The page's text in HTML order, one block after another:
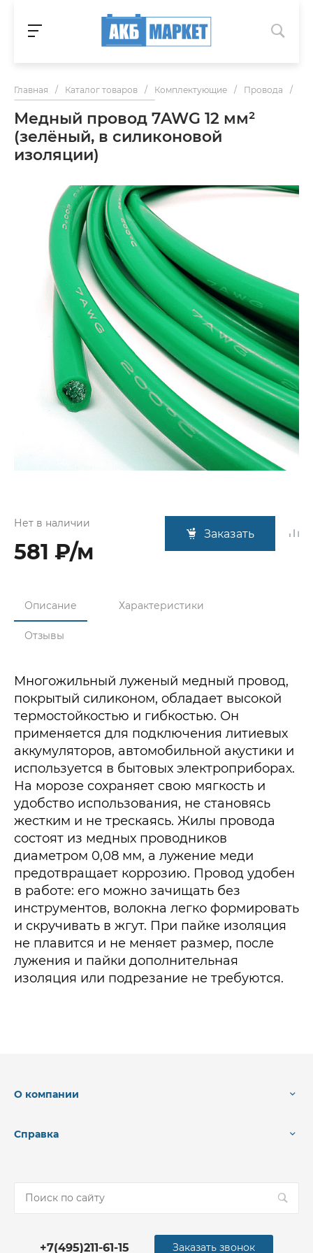
Главная / Каталог товаров / Комплектующие / Провода /
Медный провод 7AWG 12 мм²
(зелёный, в силиконовой
изоляции)
Нет в наличии
581 ₽/м
Заказать
Описание Характеристики
Отзывы
Многожильный луженый медный провод,
покрытый силиконом, обладает высокой
термостойкостью и гибкостью. Он
применяется для подключения литиевых
аккумуляторов, автомобильной акустики и
используется в бытовых электроприборах.
На морозе сохраняет свою мягкость и
удобство использования, не становясь
жестким и не трескаясь. Жилы провода
состоят из медных проводников
диаметром 0,08 мм, а лужение меди
предотвращает коррозию. Провод удобен
в работе: его можно зачищать без
инструментов, волокна легко формировать
и скручивать в жгут. При пайке изоляция
не плавится и не меняет размер, после
лужения и пайки дополнительная
изоляция или подрезание не требуются.
О компании
Справка
+7(495)211-61-15 Заказать звонок